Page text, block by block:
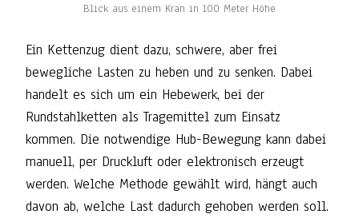
Blick aus einem Kran in 100 Meter Höhe
Ein Kettenzug dient dazu, schwere, aber frei
bewegliche Lasten zu heben und zu senken. Dabei
handelt es sich um ein Hebewerk, bei der
Rundstahlketten als Tragemittel zum Einsatz
kommen. Die notwendige Hub-Bewegung kann dabei
manuell, per Druckluft oder elektronisch erzeugt
werden. Welche Methode gewählt wird, hängt auch
davon ab, welche Last dadurch gehoben werden soll.